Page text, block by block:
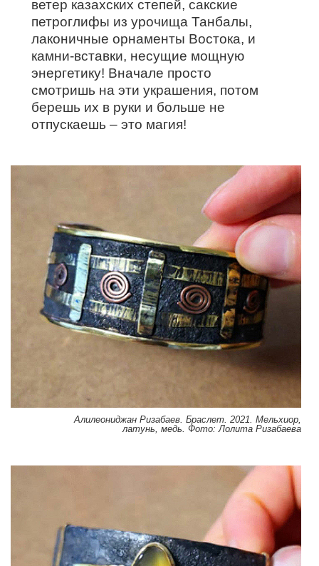
ветер казахских степей, сакские
петроглифы из урочища Танбалы,
лаконичные орнаменты Востока, и
камни-вставки, несущие мощную
энергетику! Вначале просто
смотришь на эти украшения, потом
берешь их в руки и больше не
отпускаешь – это магия!
Алилеониджан Ризабаев. Браслет. 2021. Мельхиор,
латунь, медь. Фото: Лолита Ризабаева